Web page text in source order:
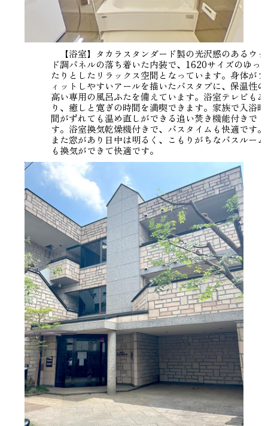
【浴室】タカラスタンダード製の光沢感のあるウッ
ド調パネルの落ち着いた内装で、1620サイズのゆっ
たりとしたリラックス空間となっています。身体がフ
ィットしやすいアールを描いたバスタブに、保温性の
高い専用の風呂ふたを備えています。浴室テレビもあ
り、癒しと寛ぎの時間を満喫できます。家族で入浴時
間がずれても温め直しができる追い焚き機能付きで
す。浴室換気乾燥機付きで、バスタイムも快適です。
また窓があり日中は明るく、こもりがちなバスルーム
も換気ができて快適です。